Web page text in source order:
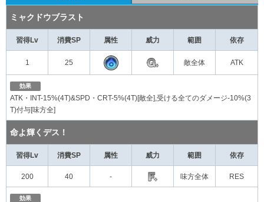
ミャクドウブラスト
習得Lv 消費SP 属性 威力 範囲 依存
1 25 敵全体 ATK
効果
ATK・INT-15%(4T)&SPD・CRT-5%(4T)[敵全],受ける全てのダメージ-10%(3
T)付与[味方全]
命よ輝くデス！
習得Lv 消費SP 属性 威力 範囲 依存
200 40 - 味方全体 RES
効果